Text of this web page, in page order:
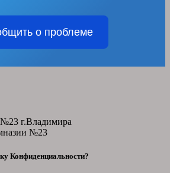
о проблеме
г.Владимира
№23
Конфиденциальности?